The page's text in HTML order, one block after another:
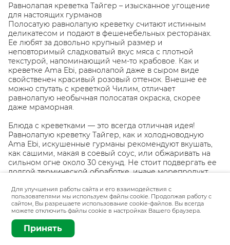
Равнолапая креветка Тайгер – изысканное угощение
для настоящих гурманов
Полосатую равнолапую креветку считают истинным
деликатесом и подают в фешенебельных ресторанах.
Ее любят за довольно крупный размер и
неповторимый сладковатый вкус мяса с плотной
текстурой, напоминающий чем-то крабовое. Как и
креветке Ama Ebi, равнолапой даже в сыром виде
свойственен красивый розовый оттенок. Внешне ее
можно спутать с креветкой Чилим, отличает
равнолапую необычная полосатая окраска, скорее
даже мраморная.
Блюда с креветками — это всегда отличная идея!
Равнолапую креветку Тайгер, как и холодноводную
Ama Ebi, искушенные гурманы рекомендуют вкушать,
как сашими, макая в соевый соус, или обжаривать на
сильном огне около 30 секунд. Не стоит подвергать ее
долгой термической обработке, иначе морепродукт
получаются креветки, жаренные в панировочных
сухарях или на гриле, в составе легких супов, салатов,
закусок, соусов, паэльи, пасты, ризотто, роллов.
1 кг
Для улучшения работы сайта и его взаимодействия с
пользователями мы используем файлы cookie. Продолжая работу с
сайтом, Вы разрешаете использование cookie-файлов. Вы всегда
можете отключить файлы cookie в настройках Вашего браузера.
Принять